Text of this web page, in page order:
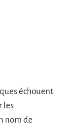
échouent
les
nom de